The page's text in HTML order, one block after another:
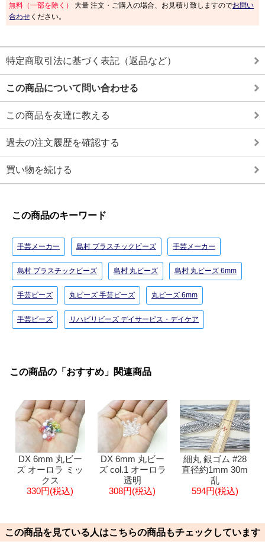
無料（一部を除く）
大量 注文・ご購入の場合、お見積り致しますのでお問い
合わせ ください。
特定商取引法に基づく表記（返品など）
この商品について問い合わせる
この商品を友達に教える
過去の注文履歴を確認する
買い物を続ける
この商品のキーワード
手芸メーカー 島村 プラスチックビーズ 手芸メーカー
島村 プラスチックビーズ 島村 丸ビーズ 島村 丸ビーズ 6mm
手芸ビーズ 丸ビーズ 手芸ビーズ 丸ビーズ 6mm
手芸ビーズ リハビリビーズ デイサービス・デイケア
この商品の「おすすめ」関連商品
DX 6mm 丸ビー
ズ オーロラ ミッ
クス
330円(税込)
DX 6mm 丸ビー
ズ col.1 オーロラ
透明
308円(税込)
細丸 銀ゴム #28
直径約1mm 30m
乱
594円(税込)
この商品を見ている人はこちらの商品もチェックしています